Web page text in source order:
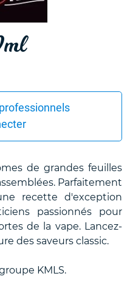
de grandes feuilles
Parfaitement
recette d'exception
passionnés pour
de la vape. Lancez-
des saveurs classic.
KMLS.